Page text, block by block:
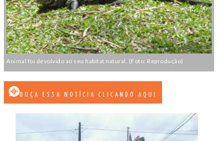
Animal foi devolvido ao seu habitat natural. (Foto: Reprodução)
OUÇA ESSA NOTÍCIA CLICANDO AQUI